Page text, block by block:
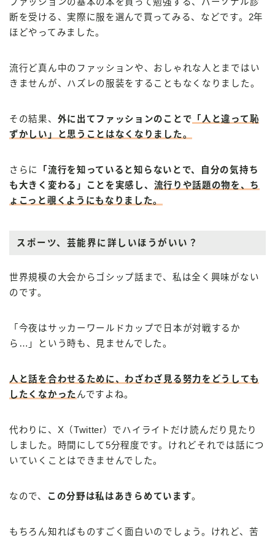
断を受ける、実際に服を選んで買ってみる、などです。2年
ほどやってみました。
流行ど真ん中のファッションや、おしゃれな人とまではい
きませんが、ハズレの服装をすることもなくなりました。
その結果、 外に出てファッションのことで 「人と違って恥
ずかしい」と思うことはなくなりました。
さらに
「流行を知っていると知らないとで、自分の気持ち
も大きく変わる」ことを実感し、 流行りや話題の物を、ち
ょこっと覗くようにもなりました。
スポーツ、芸能界に詳しいほうがいい？
世界規模の大会からゴシップ話まで、私は全く興味がない
のです。
「今夜はサッカーワールドカップで日本が対戦するか
ら…」という時も、見ませんでした。
人と話を合わせるために、わざわざ見る努力をどうしても
したくなかった んですよね。
代わりに、X（Twitter）でハイライトだけ読んだり見たり
しました。時間にして5分程度です。けれどそれでは話につ
いていくことはできませんでした。
なので、 この分野は私はあきらめています。
もちろん知ればものすごく面白いのでしょう。けれど、苦